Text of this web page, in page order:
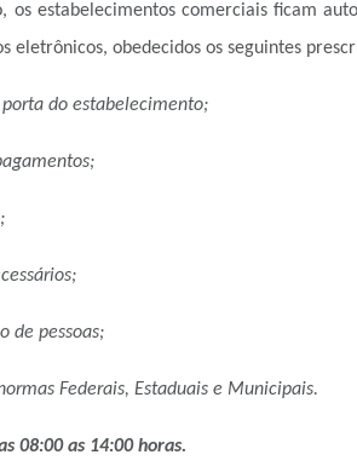
os estabelecimentos comerciais ficam
eletrônicos, obedecidos os seguintes
do estabelecimento;
de pessoas;
Federais, Estaduais e Municipais.
08:00 as 14:00 horas.